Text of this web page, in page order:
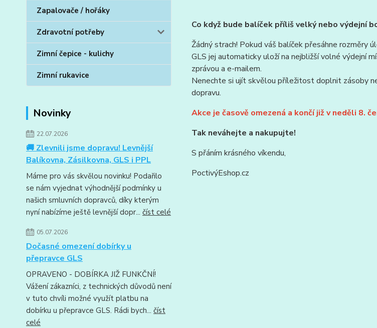
Zapalovače / hořáky
Zdravotní potřeby
Zimní čepice - kulichy
Zimní rukavice
Novinky
22.07.2026
🚚 Zlevnili jsme dopravu! Levnější
Balíkovna, Zásilkovna, GLS i PPL
Máme pro vás skvělou novinku! Podařilo
se nám vyjednat výhodnější podmínky u
našich smluvních dopravců, díky kterým
nyní nabízíme ještě levnější dopr... číst celé
05.07.2026
Dočasné omezení dobírky u
přepravce GLS
OPRAVENO - DOBÍRKA JIŽ FUNKČNÍ!
Vážení zákazníci, z technických důvodů není
v tuto chvíli možné využít platbu na
dobírku u přepravce GLS. Rádi bych... číst
celé
Co když bude balíček příliš velký nebo výdejní
Žádný strach! Pokud váš balíček přesáhne rozměry
GLS jej automaticky uloží na nejbližší volné výdejní
zprávou a e-mailem.
Nenechte si ujít skvělou příležitost doplnit zásoby
dopravu.
Akce je časově omezená a končí již v neděli 8.
Tak neváhejte a nakupujte!
S přáním krásného víkendu,
PoctivýEshop.cz